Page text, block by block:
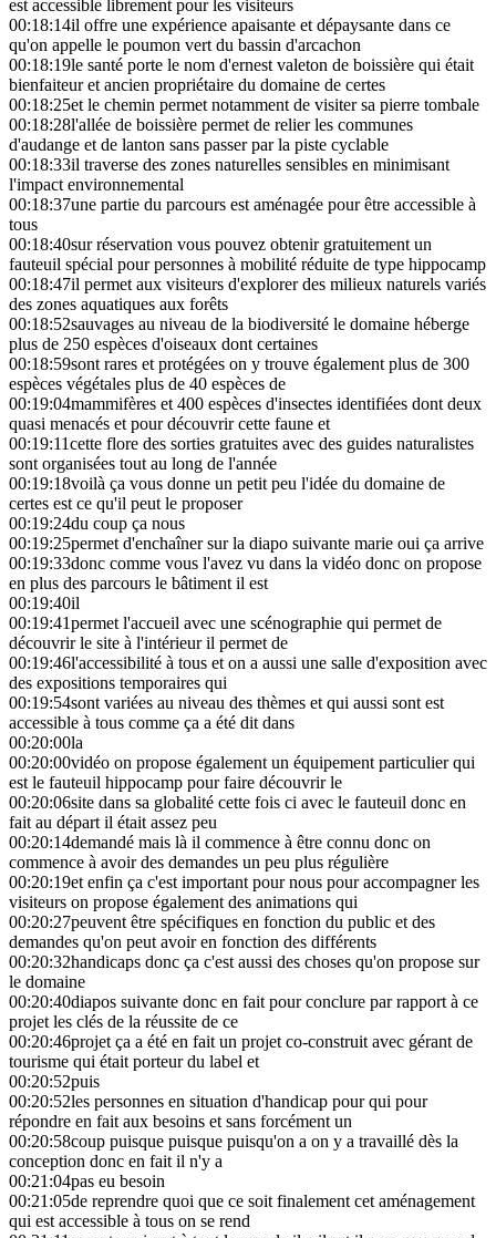
est accessible librement pour les visiteurs
00:18:14il offre une expérience apaisante et dépaysante dans ce
qu'on appelle le poumon vert du bassin d'arcachon
00:18:19le santé porte le nom d'ernest valeton de boissière qui était
bienfaiteur et ancien propriétaire du domaine de certes
00:18:25et le chemin permet notamment de visiter sa pierre tombale
00:18:28l'allée de boissière permet de relier les communes
d'audange et de lanton sans passer par la piste cyclable
00:18:33il traverse des zones naturelles sensibles en minimisant
l'impact environnemental
00:18:37une partie du parcours est aménagée pour être accessible à
tous
00:18:40sur réservation vous pouvez obtenir gratuitement un
fauteuil spécial pour personnes à mobilité réduite de type hippocamp
00:18:47il permet aux visiteurs d'explorer des milieux naturels variés
des zones aquatiques aux forêts
00:18:52sauvages au niveau de la biodiversité le domaine héberge
plus de 250 espèces d'oiseaux dont certaines
00:18:59sont rares et protégées on y trouve également plus de 300
espèces végétales plus de 40 espèces de
00:19:04mammifères et 400 espèces d'insectes identifiées dont deux
quasi menacés et pour découvrir cette faune et
00:19:11cette flore des sorties gratuites avec des guides naturalistes
sont organisées tout au long de l'année
00:19:18voilà ça vous donne un petit peu l'idée du domaine de
certes est ce qu'il peut le proposer
00:19:24du coup ça nous
00:19:25permet d'enchaîner sur la diapo suivante marie oui ça arrive
00:19:33donc comme vous l'avez vu dans la vidéo donc on propose
en plus des parcours le bâtiment il est
00:19:40il
00:19:41permet l'accueil avec une scénographie qui permet de
découvrir le site à l'intérieur il permet de
00:19:46l'accessibilité à tous et on a aussi une salle d'exposition avec
des expositions temporaires qui
00:19:54sont variées au niveau des thèmes et qui aussi sont est
accessible à tous comme ça a été dit dans
00:20:00la
00:20:00vidéo on propose également un équipement particulier qui
est le fauteuil hippocamp pour faire découvrir le
00:20:06site dans sa globalité cette fois ci avec le fauteuil donc en
fait au départ il était assez peu
00:20:14demandé mais là il commence à être connu donc on
commence à avoir des demandes un peu plus régulière
00:20:19et enfin ça c'est important pour nous pour accompagner les
visiteurs on propose également des animations qui
00:20:27peuvent être spécifiques en fonction du public et des
demandes qu'on peut avoir en fonction des différents
00:20:32handicaps donc ça c'est aussi des choses qu'on propose sur
le domaine
00:20:40diapos suivante donc en fait pour conclure par rapport à ce
projet les clés de la réussite de ce
00:20:46projet ça a été en fait un projet co-construit avec gérant de
tourisme qui était porteur du label et
00:20:52puis
00:20:52les personnes en situation d'handicap pour qui pour
répondre en fait aux besoins et sans forcément un
00:20:58coup puisque puisque puisqu'on a on y a travaillé dès la
conception donc en fait il n'y a
00:21:04pas eu besoin
00:21:05de reprendre quoi que ce soit finalement cet aménagement
qui est accessible à tous on se rend